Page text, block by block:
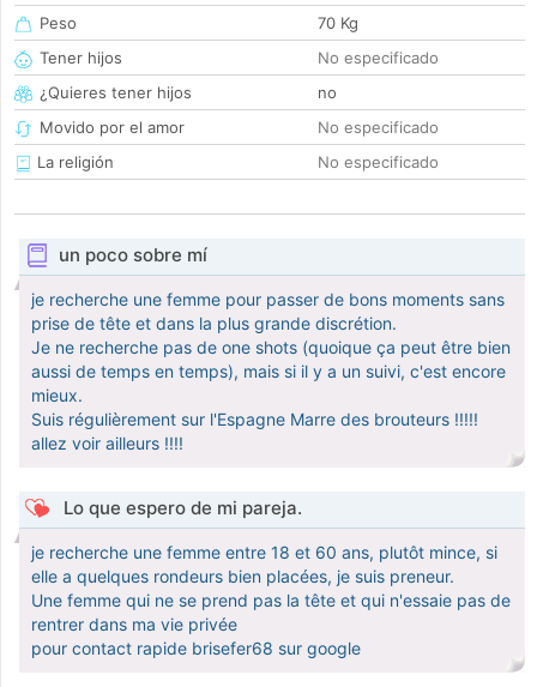
Peso
70 Kg
Tener hijos
No especificado
¿Quieres tener hijos
no
Movido por el amor
No especificado
La religión
No especificado
un poco sobre mí
je recherche une femme pour passer de bons moments sans
prise de tête et dans la plus grande discrétion.
Je ne recherche pas de one shots (quoique ça peut être bien
aussi de temps en temps), mais si il y a un suivi, c'est encore
mieux.
Suis régulièrement sur l'Espagne Marre des brouteurs !!!!!
allez voir ailleurs !!!!
Lo que espero de mi pareja.
je recherche une femme entre 18 et 60 ans, plutôt mince, si
elle a quelques rondeurs bien placées, je suis preneur.
Une femme qui ne se prend pas la tête et qui n'essaie pas de
rentrer dans ma vie privée
pour contact rapide brisefer68 sur google